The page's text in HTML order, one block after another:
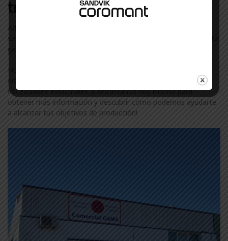
trabajamos en Estella
Además de Lang, colaboramos con otras marcas líderes en el
sector industrial en Estella. Descubre más sobre nuestra amplia
gama de marcas visitando nuestra
distribuidor de confianza de Lang en Estella, para todas tus
necesidades industriales. ¡Contáctanos hoy mismo para
obtener más información y descubrir cómo podemos ayudarte
a alcanzar tus objetivos de producción!